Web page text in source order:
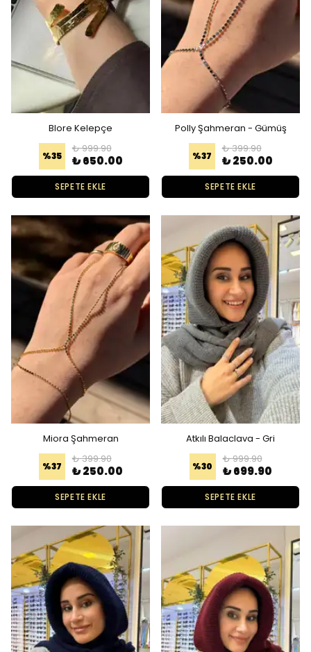
Blore Kelepçe
%35
₺ 999.90
₺ 650.00
SEPETE EKLE
Polly Şahmeran - Gümüş
%37
₺ 399.90
₺ 250.00
SEPETE EKLE
Miora Şahmeran
%37
₺ 399.90
₺ 250.00
SEPETE EKLE
Atkılı Balaclava - Gri
%30
₺ 999.90
₺ 699.90
SEPETE EKLE